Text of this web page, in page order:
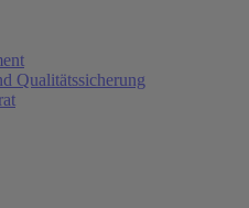
Qualitätssicherung